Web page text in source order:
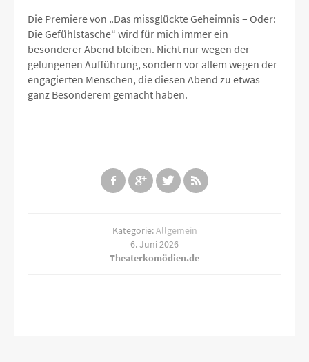
Die Premiere von „Das missglückte Geheimnis – Oder:
Die Gefühlstasche“ wird für mich immer ein
besonderer Abend bleiben. Nicht nur wegen der
gelungenen Aufführung, sondern vor allem wegen der
engagierten Menschen, die diesen Abend zu etwas
ganz Besonderem gemacht haben.
Kategorie:Allgemein
6. Juni 2026
Theaterkomödien.de